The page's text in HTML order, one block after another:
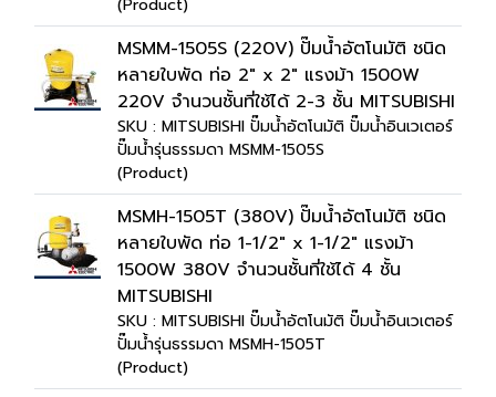
(Product)
MSMM-1505S (220V) ปั๊มน้ำอัตโนมัติ ชนิด
หลายใบพัด ท่อ 2" x 2" แรงม้า 1500W
220V จำนวนชั้นที่ใช้ได้ 2-3 ชั้น MITSUBISHI
SKU : MITSUBISHI ปั๊มน้ำอัตโนมัติ ปั๊มน้ำอินเวเตอร์
ปั๊มน้ำรุ่นธรรมดา MSMM-1505S
(Product)
MSMH-1505T (380V) ปั๊มน้ำอัตโนมัติ ชนิด
หลายใบพัด ท่อ 1-1/2" x 1-1/2" แรงม้า
1500W 380V จำนวนชั้นที่ใช้ได้ 4 ชั้น
MITSUBISHI
SKU : MITSUBISHI ปั๊มน้ำอัตโนมัติ ปั๊มน้ำอินเวเตอร์
ปั๊มน้ำรุ่นธรรมดา MSMH-1505T
(Product)